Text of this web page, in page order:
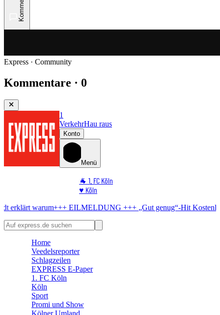
Express · Community
Kommentare · 0
1
VerkehrHau raus
Konto
Menü
🐐 1. FC Köln
♥️ Köln
🏆 Sport
EILMELDUNG +++„Gut genug“-HitKostenlos-Konzert in Köln
Home
Veedelsreporter
Schlagzeilen
EXPRESS E-Paper
1. FC Köln
Köln
Sport
Promi und Show
Kölner Umland